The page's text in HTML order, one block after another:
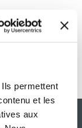
permettent
et les
aux